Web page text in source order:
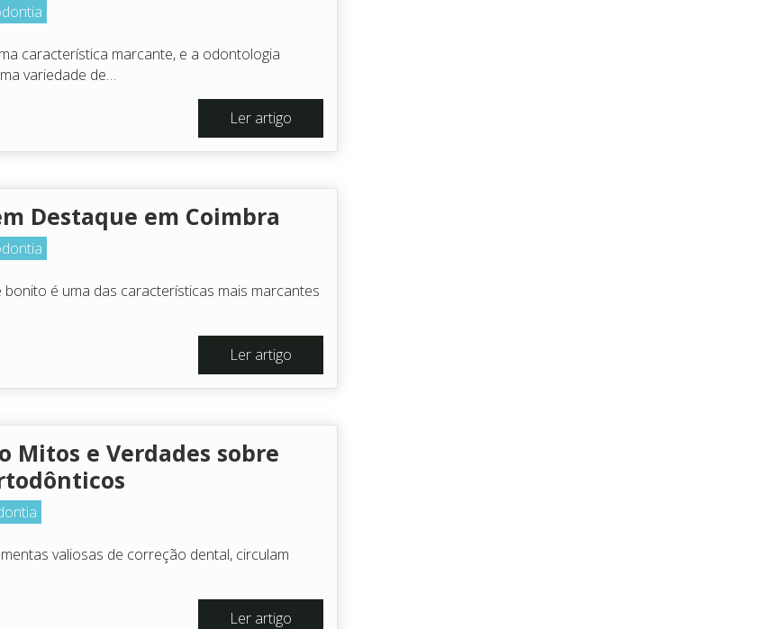
característica marcante, e a odontologia
variedade de…
Ler artigo
Destaque em Coimbra
é uma das características mais marcantes
Ler artigo
Mitos e Verdades sobre
valiosas de correção dental, circulam
Ler artigo